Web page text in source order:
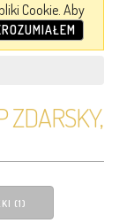
Cookie. Aby
ZDARSKY,
(1)